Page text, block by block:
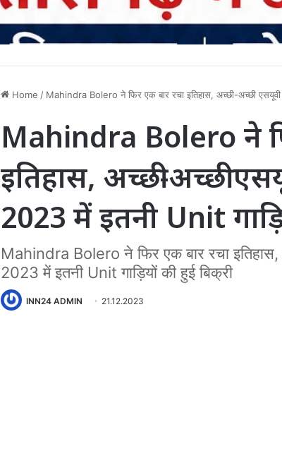
Home / Mahindra Bolero ने फिर एक बार रचा इतिहास, अच्छी-अच्छी
Mahindra Bolero ने
इतिहास, अच्छी-अच्छी
2023 में इतनी Unit
Mahindra Bolero ने फिर एक बार रचा इतिहास,
2023 में इतनी Unit गाड़ियों की हुई बिक्री
INN24 ADMIN 21.12.2023